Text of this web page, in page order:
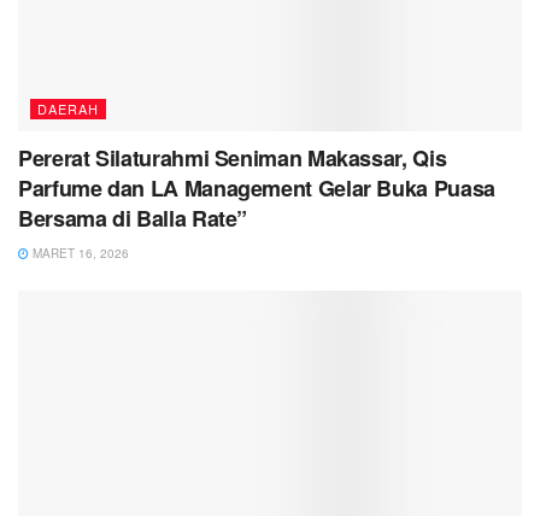
DAERAH
Pererat Silaturahmi Seniman Makassar, Qis
Parfume dan LA Management Gelar Buka Puasa
Bersama di Balla Rate”
MARET 16, 2026